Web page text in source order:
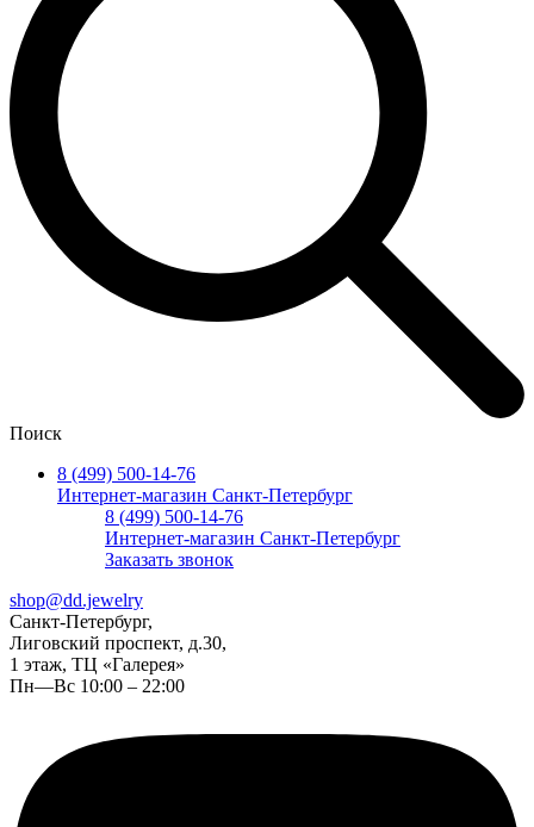
Поиск
8 (499) 500-14-76
Интернет-магазин Санкт-Петербург
8 (499) 500-14-76
Интернет-магазин Санкт-Петербург
Заказать звонок
shop@dd.jewelry
Санкт-Петербург,
Лиговский проспект, д.30,
1 этаж, ТЦ «Галерея»
Пн—Вс 10:00 – 22:00